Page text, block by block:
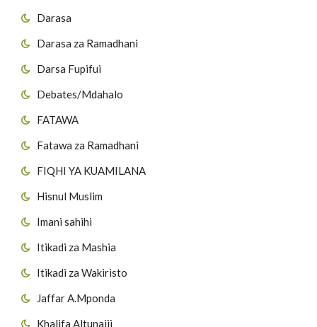
Darasa
Darasa za Ramadhani
Darsa Fupifui
Debates/Mdahalo
FATAWA
Fatawa za Ramadhani
FIQHI YA KUAMILANA
Hisnul Muslim
Imani sahihi
Itikadi za Mashia
Itikadi za Wakiristo
Jaffar A.Mponda
Khalifa Altunaiji